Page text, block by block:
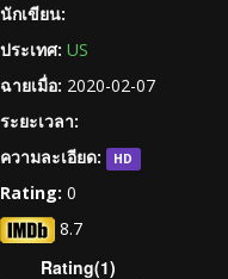
นักเขียน:
ประเทศ: US
ฉายเมื่อ: 2020-02-07
ระยะเวลา:
ความละเอียด:
HD
Rating: 0
8.7
Rating(1)